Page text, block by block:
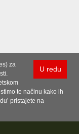
U redu
za
te načinu kako ih
pristajete na